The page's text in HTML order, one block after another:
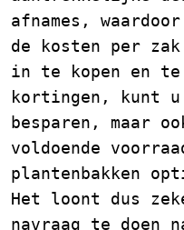
afnames,
de kosten per
in te kopen en
kortingen, kunt
besparen, maar
voldoende
plantenbakken
Het loont dus
navraag te doen